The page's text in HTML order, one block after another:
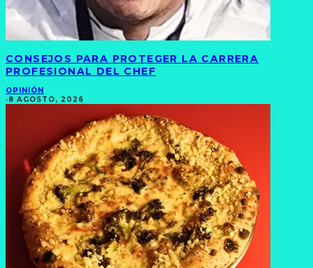
CONSEJOS PARA PROTEGER LA CARRERA
PROFESIONAL DEL CHEF
OPINIÓN
·8 AGOSTO, 2026